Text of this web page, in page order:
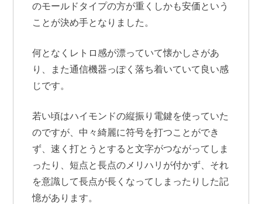
のモールドタイプの方が重くしかも安価という
ことが決め手となりました。
何となくレトロ感が漂っていて懐かしさがあ
り、また通信機器っぽく落ち着いていて良い感
じです。
若い頃はハイモンドの縦振り電鍵を使っていた
のですが、中々綺麗に符号を打つことができ
ず、速く打とうとすると文字がつながってしま
ったり、短点と長点のメリハリが付かず、それ
を意識して長点が長くなってしまったりした記
憶があります。